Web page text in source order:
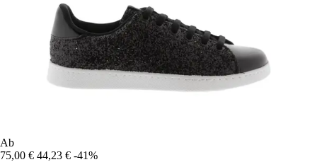
Ab
75,00 € 44,23 € -41%